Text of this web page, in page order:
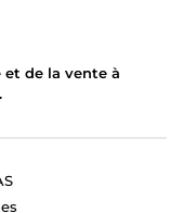
et de la vente à